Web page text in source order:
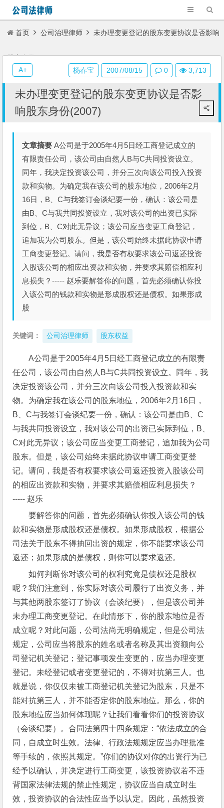
首页 公司治理律师 未办理变更登记的股东变更协议是否影响
股东身份(2007)
未办理变更登记的股东变更协议是否影
响股东身份(2007)
文章摘要 A公司是于2005年4月5日经工商登记成立的
有限责任公司，该公司由自然人B与C共同投资设立。
同年，我决定投资该公司，并分三次向该公司投入投资
款和实物。为确定我在该公司的股东地位，2006年2月
16日，B、C与我签订会谈纪要一份，确认：该公司是
由B、C与我共同投资设立，我对该公司的出资已实际
到位，B、C对此无异议；该公司应当变更工商登记，
追加我为公司股东。但是，该公司始终未据此协议申请
工商变更登记。请问，我是否有权要求该公司返还投资
入股该公司的相应出资款和实物，并要求其赔偿相应利
息损失？----- 赵乐要解答你的问题，首先必须确认你投
入该公司的钱款和实物是形成股权还是债权。如果形成
股
关键词： 公司治理律师 股东权益
A公司是于2005年4月5日经工商登记成立的有限责
任公司，该公司由自然人B与C共同投资设立。同年，我
决定投资该公司，并分三次向该公司投入投资款和实
物。为确定我在该公司的股东地位，2006年2月16日，
B、C与我签订会谈纪要一份，确认：该公司是由B、C
与我共同投资设立，我对该公司的出资已实际到位，B、
C对此无异议；该公司应当变更工商登记，追加我为公司
股东。但是，该公司始终未据此协议申请工商变更登
记。请问，我是否有权要求该公司返还投资入股该公司
的相应出资款和实物，并要求其赔偿相应利息损失？
----- 赵乐
要解答你的问题，首先必须确认你投入该公司的钱
款和实物是形成股权还是债权。如果形成股权，根据公
司法关于股东不得抽回出资的规定，你不能要求该公司
返还；如果形成的是债权，则你可以要求返还。
如何判断你对该公司的权利究竟是债权还是股权
呢？我们注意到，你实际对该公司履行了出资义务，并
与其他两股东签订了协议（会谈纪要），但是该公司并
未办理工商变更登记。在此情形下，你的股东地位是否
成立呢？对此问题，公司法尚无明确规定，但是公司法
规定，公司应当将股东的姓名或者名称及其出资额向公
司登记机关登记；登记事项发生变更的，应当办理变更
登记。未经登记或者变更登记的，不得对抗第三人。也
就是说，你仅仅未被工商登记机关登记为股东，只是不
能对抗第三人，并不能否定你的股东地位。那么，你的
股东地位应当如何体现呢？让我们看看你们的投资协议
（会谈纪要）。合同法第四十四条规定：“依法成立的合
同，自成立时生效。法律、行政法规规定应当办理批准
等手续的，依照其规定。”你们的协议对你的出资行为已
经予以确认，并决定进行工商变更，该投资协议若不违
背国家法律法规的禁止性规定，协议应当自成立时生
效，投资协议的合法性应当予以认定。因此，虽然投资
杨春宝 2007/08/15 0 3,713
A+